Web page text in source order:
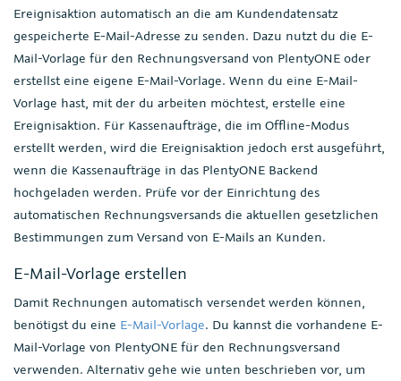
Ereignisaktion automatisch an die am Kundendatensatz
gespeicherte E-Mail-Adresse zu senden. Dazu nutzt du die E-
Mail-Vorlage für den Rechnungsversand von PlentyONE oder
erstellst eine eigene E-Mail-Vorlage. Wenn du eine E-Mail-
Vorlage hast, mit der du arbeiten möchtest, erstelle eine
Ereignisaktion. Für Kassenaufträge, die im Offline-Modus
erstellt werden, wird die Ereignisaktion jedoch erst ausgeführt,
wenn die Kassenaufträge in das PlentyONE Backend
hochgeladen werden. Prüfe vor der Einrichtung des
automatischen Rechnungsversands die aktuellen gesetzlichen
Bestimmungen zum Versand von E-Mails an Kunden.
E-Mail-Vorlage erstellen
Damit Rechnungen automatisch versendet werden können,
benötigst du eine E-Mail-Vorlage. Du kannst die vorhandene E-
Mail-Vorlage von PlentyONE für den Rechnungsversand
verwenden. Alternativ gehe wie unten beschrieben vor, um